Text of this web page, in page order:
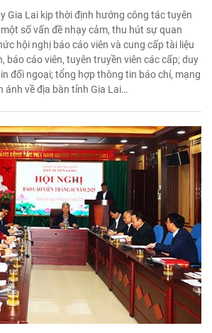
Gia Lai kịp thời định hướng công tác tuyên
số vấn đề nhạy cảm, thu hút sự quan
hội nghị báo cáo viên và cung cấp tài liệu
báo cáo viên, tuyên truyền viên các cấp; duy
đối ngoại; tổng hợp thông tin báo chí, mạng
ánh về địa bàn tỉnh Gia Lai…